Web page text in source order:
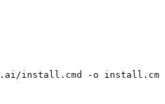
install.cmd -o